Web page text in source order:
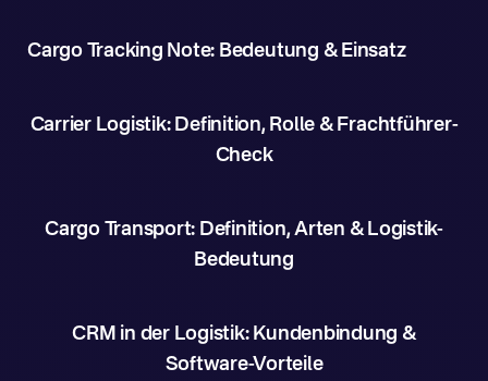
Cargo Tracking Note: Bedeutung & Einsatz
Carrier Logistik: Definition, Rolle & Frachtführer-
Check
Cargo Transport: Definition, Arten & Logistik-
Bedeutung
CRM in der Logistik: Kundenbindung &
Software-Vorteile